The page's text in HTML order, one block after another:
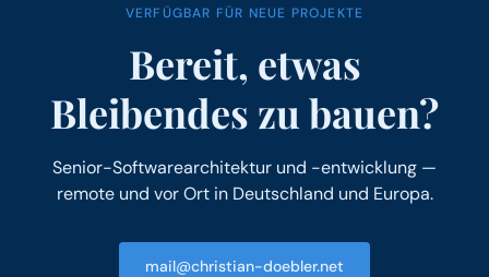
VERFÜGBAR FÜR NEUE PROJEKTE
Bereit, etwas
Bleibendes zu bauen?
Senior-Softwarearchitektur und -entwicklung —
remote und vor Ort in Deutschland und Europa.
mail@christian-doebler.net